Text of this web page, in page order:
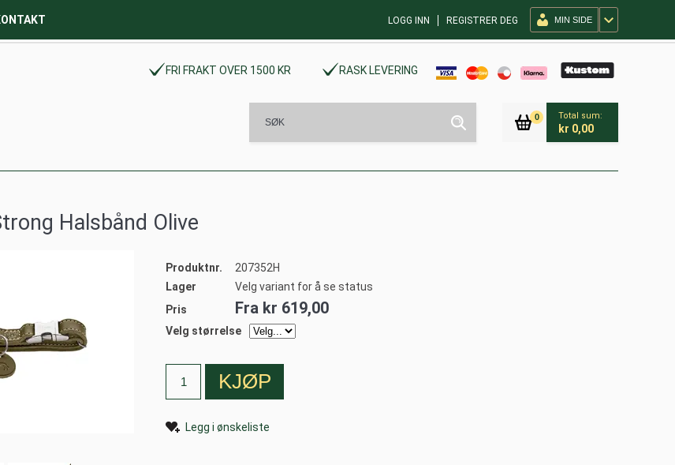
MIN SIDE
LOGG INN REGISTRER DEG
FRI FRAKT OVER 1500 KR RASK LEVERING
0 Total sum:
kr 0,00
Halsbånd Olive
Produktnr.
207352H
Lager
Velg variant for å se status
Pris
Fra kr 619,00
Velg størrelse
Legg i ønskeliste